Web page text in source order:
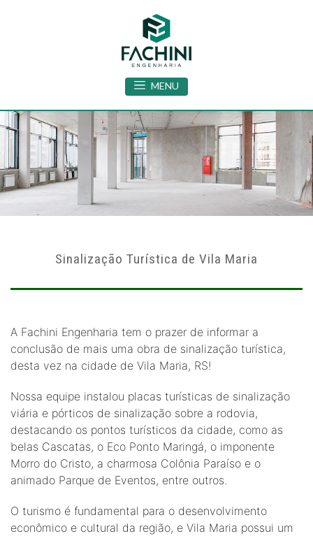
MENU
Sinalização Turística de Vila Maria
A Fachini Engenharia tem o prazer de informar a
conclusão de mais uma obra de sinalização turística,
desta vez na cidade de Vila Maria, RS!
Nossa equipe instalou placas turísticas de sinalização
viária e pórticos de sinalização sobre a rodovia,
destacando os pontos turísticos da cidade, como as
belas Cascatas, o Eco Ponto Maringá, o imponente
Morro do Cristo, a charmosa Colônia Paraíso e o
animado Parque de Eventos, entre outros.
O turismo é fundamental para o desenvolvimento
econômico e cultural da região, e Vila Maria possui um